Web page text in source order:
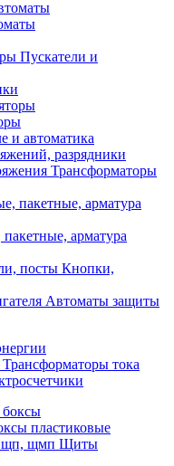
Пускатели и
и автоматика
разрядники
Трансформаторы
арматура
Кнопки,
Автоматы защиты
Трансформаторы тока
пластиковые
Щиты